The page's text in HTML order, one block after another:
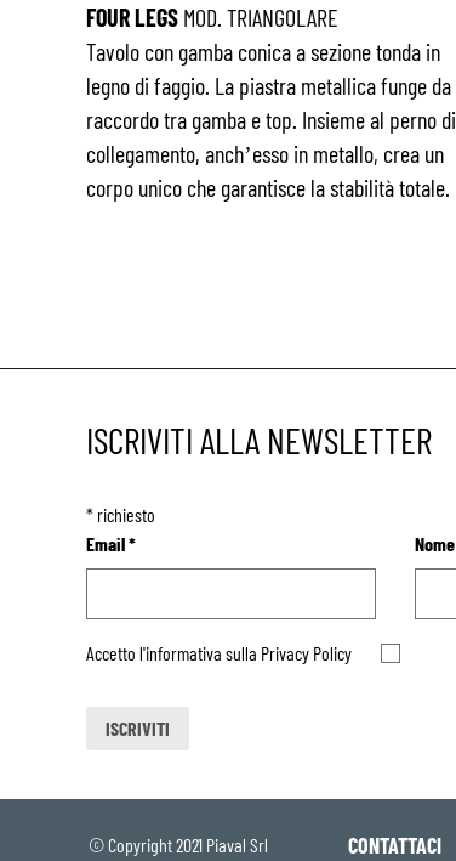
FOUR LEGSMOD. TRIANGOLARE
Tavolo con gamba conica a sezione tonda in
legno di faggio. La piastra metallica funge da
raccordo tra gamba e top. Insieme al perno di
collegamento, anch’esso in metallo, crea un
corpo unico che garantisce la stabilità totale.
ISCRIVITI ALLA NEWSLETTER
*richiesto
Email* Nome
Accetto l'informativa sulla Privacy Policy
© Copyright 2021 Piaval Srl
CONTATTACI